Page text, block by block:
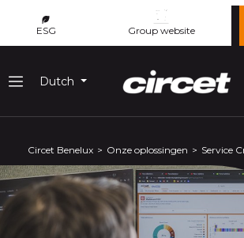
ESG Group website
Menu
Dutch
Circet Benelux Onze oplossingen Service